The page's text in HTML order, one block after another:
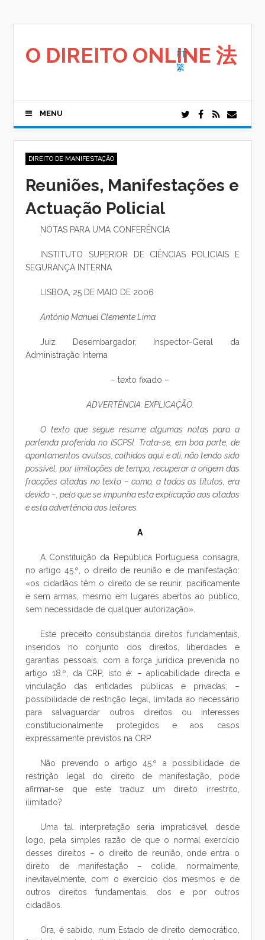
O DIREITO ONLINE 法
PT
繁
MENU
DIREITO DE MANIFESTAÇÃO
Reuniões, Manifestações e
Actuação Policial
NOTAS PARA UMA CONFERÊNCIA
INSTITUTO SUPERIOR DE CIÊNCIAS POLICIAIS E
SEGURANÇA INTERNA
LISBOA, 25 DE MAIO DE 2006
António Manuel Clemente Lima
Juiz Desembargador, Inspector-Geral da
Administração Interna
– texto fixado –
ADVERTÊNCIA. EXPLICAÇÃO.
O texto que segue resume algumas notas para a
parlenda proferida no ISCPSI. Trata-se, em boa parte, de
apontamentos avulsos, colhidos aqui e ali, não tendo sido
possível, por limitações de tempo, recuperar a origem das
fracções citadas no texto – como, a todos os títulos, era
devido –, pelo que se impunha esta explicação aos citados
e esta advertência aos leitores.
A
A Constituição da República Portuguesa consagra,
no artigo 45.º, o direito de reunião e de manifestação:
«os cidadãos têm o direito de se reunir, pacificamente
e sem armas, mesmo em lugares abertos ao público,
sem necessidade de qualquer autorização».
Este preceito consubstancia direitos fundamentais,
inseridos no conjunto dos direitos, liberdades e
garantias pessoais, com a força jurídica prevenida no
artigo 18.º, da CRP, isto é: – aplicabilidade directa e
vinculação das entidades públicas e privadas; –
possibilidade de restrição legal, limitada ao necessário
para salvaguardar outros direitos ou interesses
constitucionalmente protegidos e aos casos
expressamente previstos na CRP.
Não prevendo o artigo 45.º a possibilidade de
restrição legal do direito de manifestação, pode
afirmar-se que este traduz um direito irrestrito,
ilimitado?
Uma tal interpretação seria impraticável, desde
logo, pela simples razão de que o normal exercício
desses direitos – o direito de reunião, onde entra o
direito de manifestação – colide, normalmente,
inevitavelmente, com o exercício dos mesmos e de
outros direitos fundamentais, dos e por outros
cidadãos.
Ora, é sabido, num Estado de direito democrático,